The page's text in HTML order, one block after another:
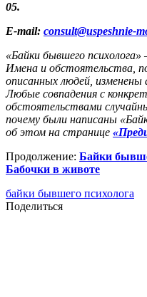
05.
E-mail: consult@uspeshnie-
«Байки бывшего психолога»
Имена и обстоятельства,
описанных людей, изменены
Любые совпадения с
обстоятельствами
почему были написаны
об этом на странице
Продолжение: Байки
Бабочки в животе
байки бывшего психолога
Поделиться